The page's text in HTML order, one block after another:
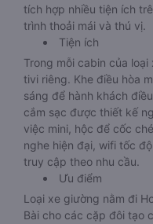
tích hợp nhiều tiện ích
trình thoải mái và thú vị.
Tiện ích
Trong mỗi cabin của
tivi riêng. Khe điều hòa
sáng để hành khách
cắm sạc được thiết kế
việc mini, hộc để cốc
nghe hiện đại, wifi tốc
truy cập theo nhu cầu.
Ưu điểm
Loại xe giường nằm đi
Bài cho các cặp đôi tạo